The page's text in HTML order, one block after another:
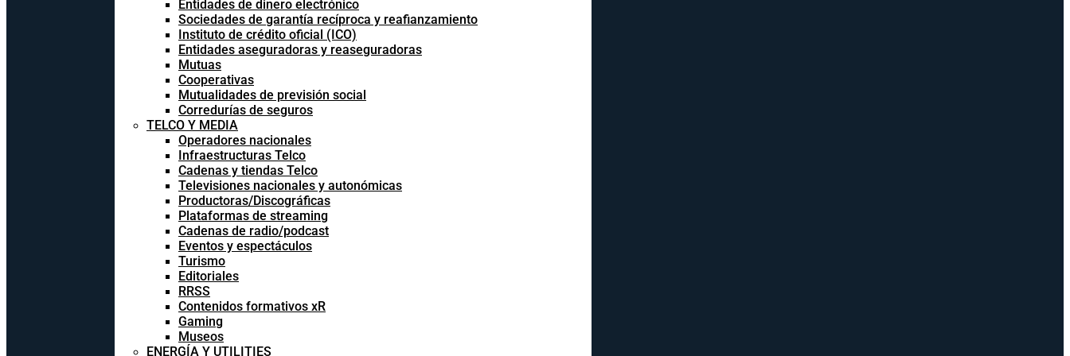
Entidades de dinero electrónico
Sociedades de garantía recíproca y reafianzamiento
Instituto de crédito oficial (ICO)
Entidades aseguradoras y reaseguradoras
Mutuas
Cooperativas
Mutualidades de previsión social
Corredurías de seguros
TELCO Y MEDIA
Operadores nacionales
Infraestructuras Telco
Cadenas y tiendas Telco
Televisiones nacionales y autonómicas
Productoras/Discográficas
Plataformas de streaming
Cadenas de radio/podcast
Eventos y espectáculos
Turismo
Editoriales
RRSS
Contenidos formativos xR
Gaming
Museos
ENERGÍA Y UTILITIES